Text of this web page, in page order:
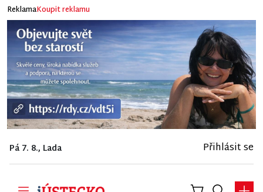
ReklamaKoupit reklamu
Pá 7. 8., Lada Přihlásit se